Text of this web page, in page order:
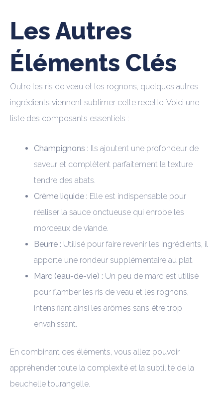
Les Autres
Éléments Clés
Outre les ris de veau et les rognons, quelques autres
ingrédients viennent sublimer cette recette. Voici une
liste des composants essentiels :
Champignons : Ils ajoutent une profondeur de
saveur et complètent parfaitement la texture
tendre des abats.
Crème liquide : Elle est indispensable pour
réaliser la sauce onctueuse qui enrobe les
morceaux de viande.
Beurre : Utilisé pour faire revenir les ingrédients, il
apporte une rondeur supplémentaire au plat.
Marc (eau-de-vie) : Un peu de marc est utilisé
pour flamber les ris de veau et les rognons,
intensifiant ainsi les arômes sans être trop
envahissant.
En combinant ces éléments, vous allez pouvoir
appréhender toute la complexité et la subtilité de la
beuchelle tourangelle.